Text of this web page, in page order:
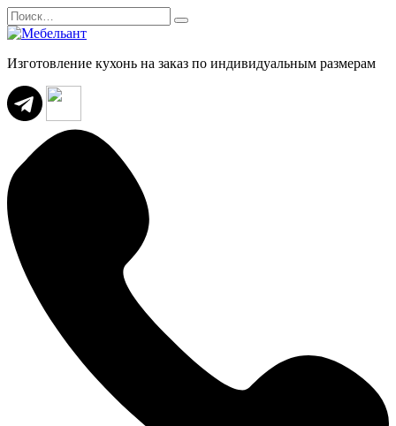
Перейти
к
Search
for:
Изготовление кухонь на заказ по индивидуальным размерам